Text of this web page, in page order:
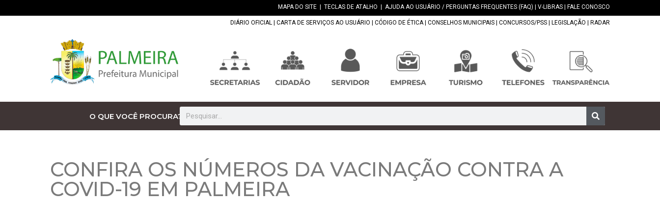
MAPA DO SITE TECLAS DE ATALHO AJUDA AO USUÁRIO / PERGUNTAS FREQUENTES (FAQ) V-LIBRAS FALE CONOSCO
DIÁRIO OFICIAL CARTA DE SERVIÇOS AO USUÁRIO CÓDIGO DE ÉTICA| CONSELHOS MUNICIPAIS CONCURSOS/PSS LEGISLAÇÃO RADAR
O QUE VOCÊ PROCURA?
CONFIRA OS NÚMEROS DA VACINAÇÃO CONTRA A
COVID-19 EM PALMEIRA